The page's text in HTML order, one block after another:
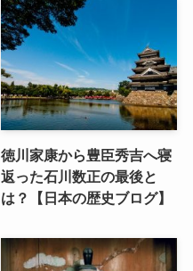
徳川家康から豊臣秀吉へ寝
返った石川数正の最後と
は？【日本の歴史ブログ】